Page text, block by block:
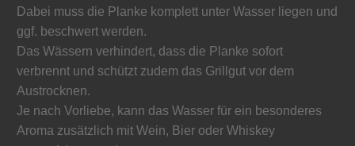
Dabei muss die Planke komplett unter Wasser liegen und
ggf. beschwert werden.
Das Wässern verhindert, dass die Planke sofort
verbrennt und schützt zudem das Grillgut vor dem
Austrocknen.
Je nach Vorliebe, kann das Wasser für ein besonderes
Aroma zusätzlich mit Wein, Bier oder Whiskey